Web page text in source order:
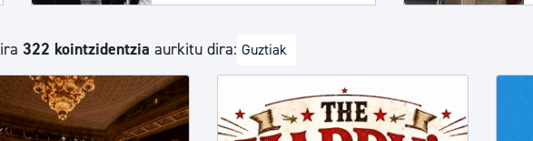
322 kointzidentzia aurkitu dira: Guztiak